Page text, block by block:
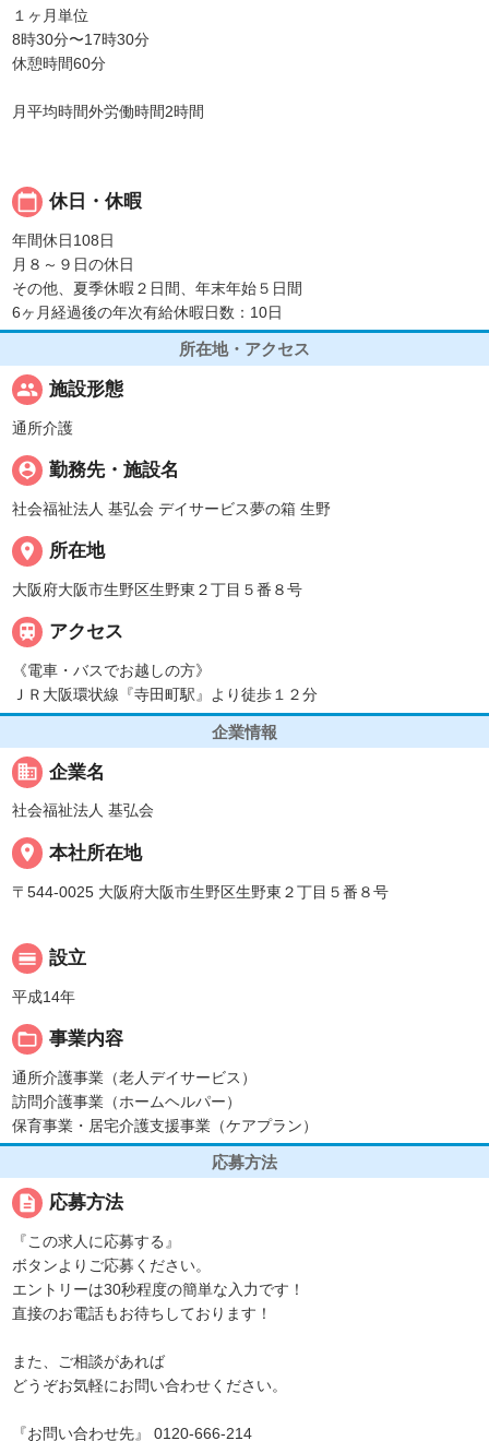
１ヶ月単位
8時30分〜17時30分
休憩時間60分
月平均時間外労働時間2時間
calendar_today 休日・休暇
年間休日108日
月８～９日の休日
その他、夏季休暇２日間、年末年始５日間
6ヶ月経過後の年次有給休暇日数：10日
所在地・アクセス
people 施設形態
通所介護
person_pin 勤務先・施設名
社会福祉法人 基弘会 デイサービス夢の箱 生野
place 所在地
大阪府大阪市生野区生野東２丁目５番８号
 アクセス
《電車・バスでお越しの方》
ＪＲ大阪環状線『寺田町駅』より徒歩１２分
企業情報
business 企業名
社会福祉法人 基弘会
place 本社所在地
〒544-0025 大阪府大阪市生野区生野東２丁目５番８号
calendar_view_day 設立
平成14年
folder_open 事業内容
通所介護事業（老人デイサービス）
訪問介護事業（ホームヘルパー）
保育事業・居宅介護支援事業（ケアプラン）
応募方法
description 応募方法
『この求人に応募する』
ボタンよりご応募ください。
エントリーは30秒程度の簡単な入力です！
直接のお電話もお待ちしております！
また、ご相談があれば
どうぞお気軽にお問い合わせください。
『お問い合わせ先』 0120-666-214